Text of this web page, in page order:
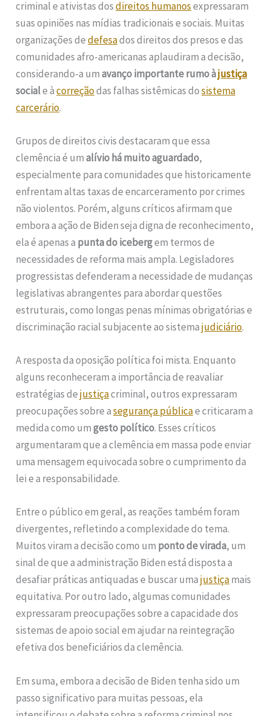
criminal e ativistas dosdireitos humanosexpressaram
suas opiniões nas mídias tradicionais e sociais. Muitas
organizações dedefesados direitos dos presos e das
comunidades afro-americanas aplaudiram a decisão,
considerando-a umavanço importante rumo àjustiça
sociale àcorreçãodas falhas sistêmicas dosistema
carcerário.
Grupos de direitos civis destacaram que essa
clemência é umalívio há muito aguardado,
especialmente para comunidades que historicamente
enfrentam altas taxas de encarceramento por crimes
não violentos. Porém, alguns críticos afirmam que
embora a ação de Biden seja digna de reconhecimento,
ela é apenas a punta do icebergem termos de
necessidades de reforma mais ampla. Legisladores
progressistas defenderam a necessidade de mudanças
legislativas abrangentes para abordar questões
estruturais, como longas penas mínimas obrigatórias e
discriminação racial subjacente ao sistemajudiciário.
A resposta da oposição política foi mista. Enquanto
alguns reconheceram a importância de reavaliar
estratégias dejustiçacriminal, outros expressaram
preocupações sobre asegurança públicae criticaram a
medida como umgesto político. Esses críticos
argumentaram que a clemência em massa pode enviar
uma mensagem equivocada sobre o cumprimento da
lei e a responsabilidade.
Entre o público em geral, as reações também foram
divergentes, refletindo a complexidade do tema.
Muitos viram a decisão como um ponto de virada, um
sinal de que a administração Biden está disposta a
desafiar práticas antiquadas e buscar umajustiçamais
equitativa. Por outro lado, algumas comunidades
expressaram preocupações sobre a capacidade dos
sistemas de apoio social em ajudar na reintegração
efetiva dos beneficiários da clemência.
Em suma, embora a decisão de Biden tenha sido um
passo significativo para muitas pessoas, ela